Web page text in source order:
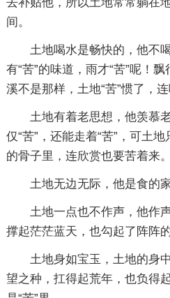
间。
土地喝水是畅快的，他不
有“苦”的味道，雨才“苦”呢！
溪不是那样，土地“苦”惯了，连
土地有着老思想，他羡慕
仅“苦”，还能走着“苦”，可土
的骨子里，连欣赏也要苦着来。
土地无边无际，他是食的
土地一点也不作声，他作
撑起茫茫蓝天，也勾起了阵阵的
土地身如宝玉，土地的身
望之种，扛得起荒年，也负得